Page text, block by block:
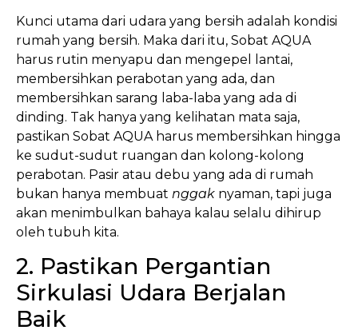
Kunci utama dari udara yang bersih adalah kondisi
rumah yang bersih. Maka dari itu, Sobat AQUA
harus rutin menyapu dan mengepel lantai,
membersihkan perabotan yang ada, dan
membersihkan sarang laba-laba yang ada di
dinding. Tak hanya yang kelihatan mata saja,
pastikan Sobat AQUA harus membersihkan hingga
ke sudut-sudut ruangan dan kolong-kolong
perabotan. Pasir atau debu yang ada di rumah
bukan hanya membuat nggak nyaman, tapi juga
akan menimbulkan bahaya kalau selalu dihirup
oleh tubuh kita.
2. Pastikan Pergantian
Sirkulasi Udara Berjalan
Baik